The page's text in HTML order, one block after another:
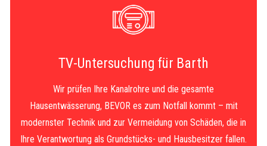
TV-Untersuchung für Barth
Wir prüfen Ihre Kanalrohre und die gesamte
Hausentwässerung, BEVOR es zum Notfall kommt – mit
modernster Technik und zur Vermeidung von Schäden, die in
Ihre Verantwortung als Grundstücks- und Hausbesitzer fallen.